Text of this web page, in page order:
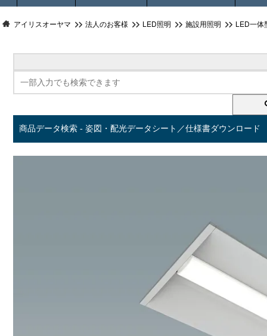
アイリスオーヤマ 法人のお客様 LED照明 施設用照明 LED一体
商品データ検索 - 姿図・配光データシート／仕様書ダウンロード